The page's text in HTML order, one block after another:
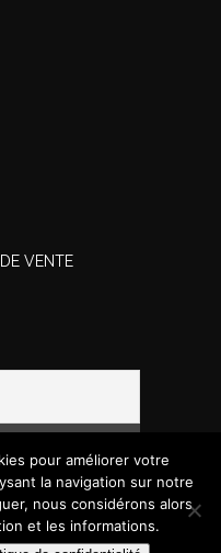
VENTE
- Site créé
pour améliorer votre
la navigation sur notre
nous considérons alors
et les informations.